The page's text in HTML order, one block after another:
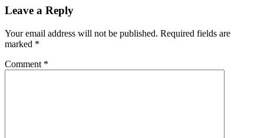
Leave a Reply
Your email address will not be published. Required fields are
marked *
Comment *